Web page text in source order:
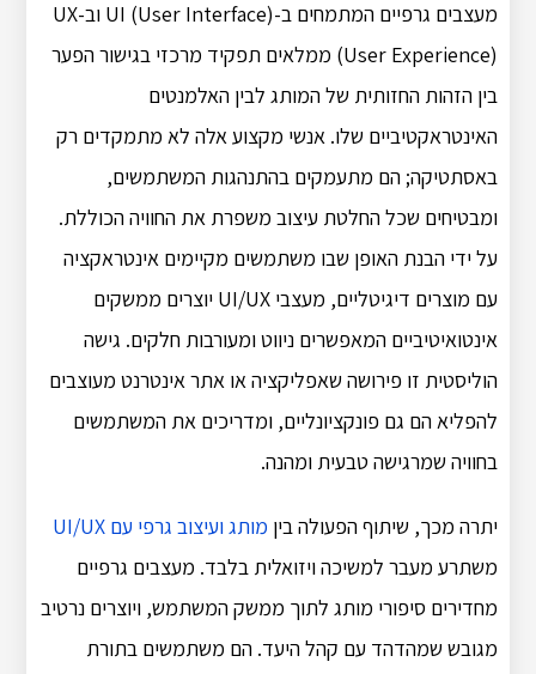
מעצבים גרפיים המתמחים ב-UI (User Interface) וב-UX
(User Experience) ממלאים תפקיד מרכזי בגישור הפער
בין הזהות החזותית של המותג לבין האלמנטים
האינטראקטיביים שלו. אנשי מקצוע אלה לא מתמקדים רק
באסתטיקה; הם מתעמקים בהתנהגות המשתמשים,
ומבטיחים שכל החלטת עיצוב משפרת את החוויה הכוללת.
על ידי הבנת האופן שבו משתמשים מקיימים אינטראקציה
עם מוצרים דיגיטליים, מעצבי UI/UX יוצרים ממשקים
אינטואיטיביים המאפשרים ניווט ומעורבות חלקים. גישה
הוליסטית זו פירושה שאפליקציה או אתר אינטרנט מעוצבים
להפליא הם גם פונקציונליים, ומדריכים את המשתמשים
בחוויה שמרגישה טבעית ומהנה.
יתרה מכך, שיתוף הפעולה בין מותג ועיצוב גרפי עם UI/UX
משתרע מעבר למשיכה ויזואלית בלבד. מעצבים גרפיים
מחדירים סיפורי מותג לתוך ממשק המשתמש, ויוצרים נרטיב
מגובש שמהדהד עם קהל היעד. הם משתמשים בתורת